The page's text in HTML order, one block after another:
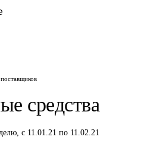
средства
,с 11.01.21 по 11.02.21